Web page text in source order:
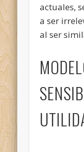
actuales,
a ser
al ser